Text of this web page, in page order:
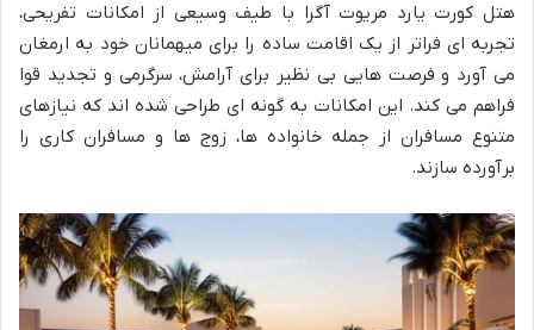
هتل کورت یارد مریوت آگرا با طیف وسیعی از امکانات تفریحی،
تجربه ای فراتر از یک اقامت ساده را برای میهمانان خود به ارمغان
می آورد و فرصت هایی بی نظیر برای آرامش، سرگرمی و تجدید قوا
فراهم می کند. این امکانات به گونه ای طراحی شده اند که نیازهای
متنوع مسافران از جمله خانواده ها، زوج ها و مسافران کاری را
برآورده سازند.